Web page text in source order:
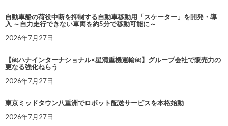
自動車船の荷役中断を抑制する自動車移動用「スケーター」を開発・導
入 ～自力走行できない車両を約5分で移動可能に～
2026年7月27日
【㈱ハナインターナショナル×星清重機運輸㈱】グループ会社で販売力の
更なる強化ねらう
2026年7月27日
東京ミッドタウン八重洲でロボット配送サービスを本格始動
2026年7月27日